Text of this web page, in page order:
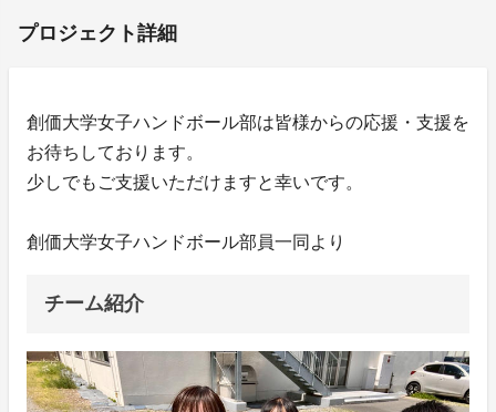
プロジェクト詳細
創価大学女子ハンドボール部は皆様からの応援・支援を
お待ちしております。
少しでもご支援いただけますと幸いです。
創価大学女子ハンドボール部員一同より
チーム紹介